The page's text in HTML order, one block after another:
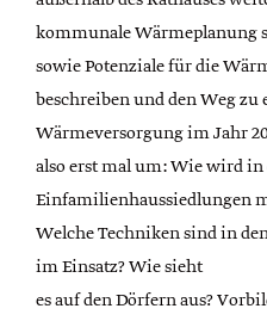
kommunale Wärmeplanung
sowie Potenziale für die
beschreiben und den Weg
Wärmeversorgung im Jahr
also erst mal um: Wie wird
Einfamilienhaussiedlungen
Welche Techniken sind in
im Einsatz? Wie sieht
es auf den Dörfern aus?